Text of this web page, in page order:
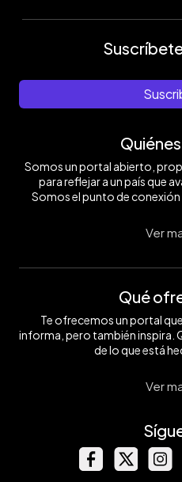
Somos un portal abierto,
para reflejar a un país que
Somos el punto de conexión
Ver
Qué
Te ofrecemos un portal
informa, pero también inspira.
de lo que está
Ver